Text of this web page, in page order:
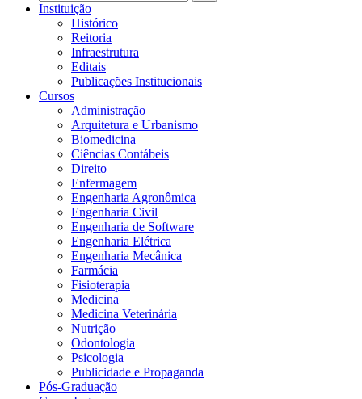
Instituição
Histórico
Reitoria
Infraestrutura
Editais
Publicações Institucionais
Cursos
Administração
Arquitetura e Urbanismo
Biomedicina
Ciências Contábeis
Direito
Enfermagem
Engenharia Agronômica
Engenharia Civil
Engenharia de Software
Engenharia Elétrica
Engenharia Mecânica
Farmácia
Fisioterapia
Medicina
Medicina Veterinária
Nutrição
Odontologia
Psicologia
Publicidade e Propaganda
Pós-Graduação